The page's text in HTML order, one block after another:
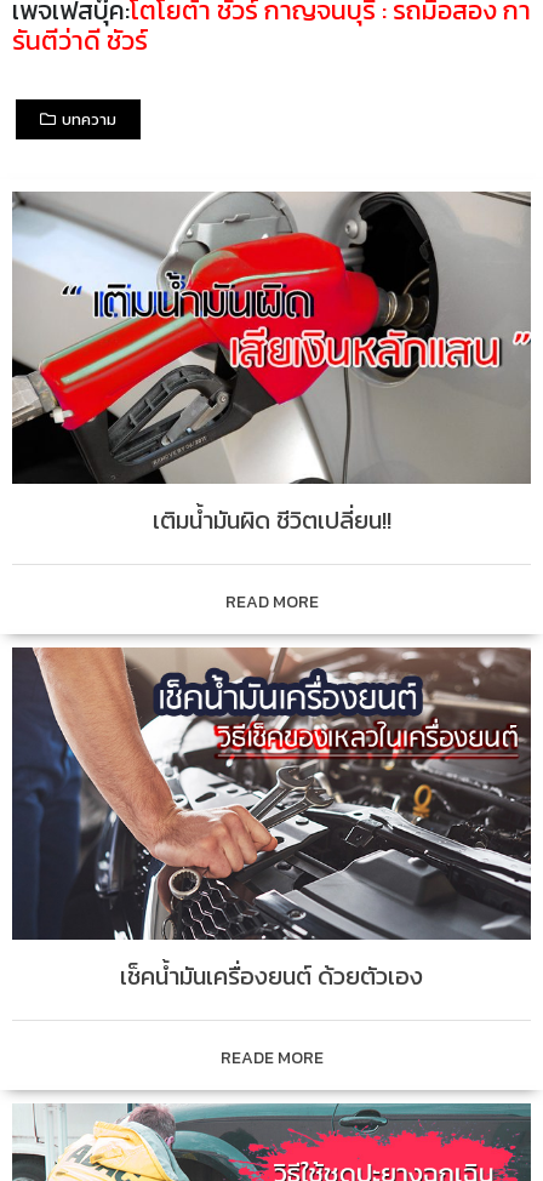
เพจเฟสบุ๊ค:โตโยต้า ชัวร์ กาญจนบุรี : รถมือสอง กา
รันตีว่าดี ชัวร์
บทความ
เติมน้ำมันผิด ชีวิตเปลี่ยน!!
READ MORE
เช็คน้ำมันเครื่องยนต์ ด้วยตัวเอง
READE MORE